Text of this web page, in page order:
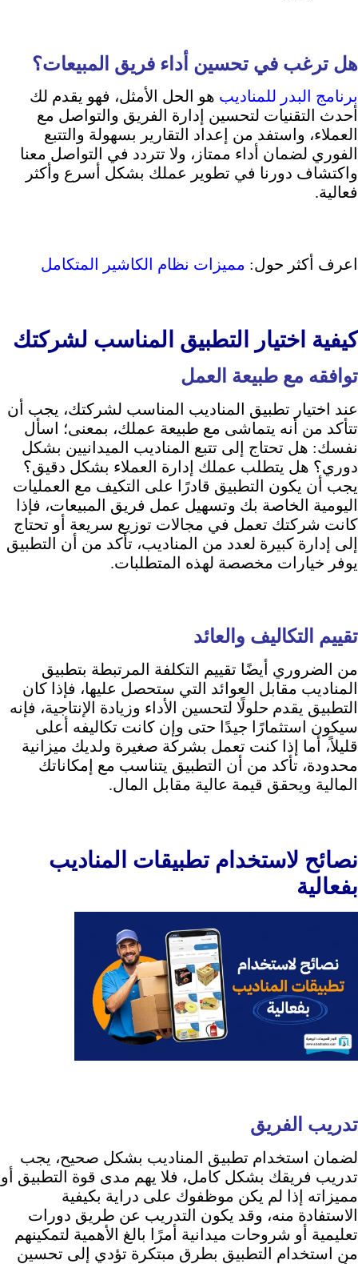
هل ترغب في تحسين أداء فريق المبيعات؟
برنامج البدر للمناديب هو الحل الأمثل، فهو يقدم لك
أحدث التقنيات لتحسين إدارة الفريق والتواصل مع
العملاء، واستفد من إعداد التقارير بسهولة والتتبع
الفوري لضمان أداء ممتاز، ولا تتردد في التواصل معنا
واكتشاف دورنا في تطوير عملك بشكل أسرع وأكثر
فعالية.
اعرف أكثر حول: مميزات نظام الكاشير المتكامل
كيفية اختيار التطبيق المناسب لشركتك
توافقه مع طبيعة العمل
عند اختيار تطبيق المناديب المناسب لشركتك، يجب أن
تتأكد من أنه يتماشى مع طبيعة عملك، بمعنى؛ اسأل
نفسك: هل تحتاج إلى تتبع المناديب الميدانيين بشكل
دوري؟ هل يتطلب عملك إدارة العملاء بشكل دقيق؟
يجب أن يكون التطبيق قادرًا على التكيف مع العمليات
اليومية الخاصة بك وتسهيل عمل فريق المبيعات، فإذا
كانت شركتك تعمل في مجالات توزيع سريعة أو تحتاج
إلى إدارة كبيرة لعدد من المناديب، تأكد من أن التطبيق
يوفر خيارات مخصصة لهذه المتطلبات.
تقييم التكاليف والعائد
من الضروري أيضًا تقييم التكلفة المرتبطة بتطبيق
المناديب مقابل العوائد التي ستحصل عليها، فإذا كان
التطبيق يقدم حلولًا لتحسين الأداء وزيادة الإنتاجية، فإنه
سيكون استثمارًا جيدًا حتى وإن كانت تكاليفه أعلى
قليلاً، أما إذا كنت تعمل بشركة صغيرة ولديك ميزانية
محدودة، تأكد من أن التطبيق يتناسب مع إمكاناتك
المالية ويحقق قيمة عالية مقابل المال.
نصائح لاستخدام تطبيقات المناديب
بفعالية
تدريب الفريق
لضمان استخدام تطبيق المناديب بشكل صحيح، يجب
تدريب فريقك بشكل كامل، فلا يهم مدى قوة التطبيق أو
مميزاته إذا لم يكن موظفوك على دراية بكيفية
الاستفادة منه، وقد يكون التدريب عن طريق دورات
تعليمية أو شروحات ميدانية أمرًا بالغ الأهمية لتمكينهم
من استخدام التطبيق بطرق مبتكرة تؤدي إلى تحسين